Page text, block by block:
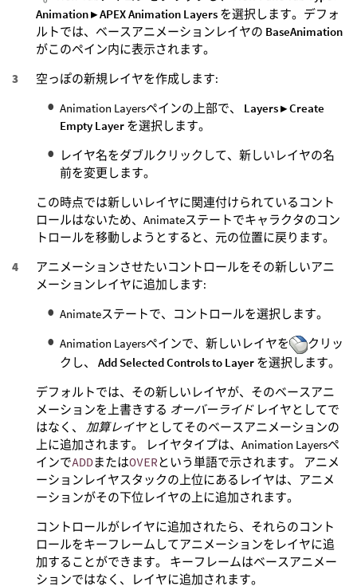
Animation ▸ APEX Animation Layers を選択します。デフォ
ルトでは、ベースアニメーションレイヤの BaseAnimation
がこのペイン内に表示されます。
空っぽの新規レイヤを作成します:
Animation Layersペインの上部で、 Layers ▸ Create
Empty Layer を選択します。
レイヤ名をダブルクリックして、新しいレイヤの名
前を変更します。
この時点では新しいレイヤに関連付けられているコント
ロールはないため、Animateステートでキャラクタのコン
トロールを移動しようとすると、元の位置に戻ります。
アニメーションさせたいコントロールをその新しいアニ
メーションレイヤに追加します:
Animateステートで、コントロールを選択します。
Animation Layersペインで、新しいレイヤを
クリッ
クし、 Add Selected Controls to Layer を選択します。
デフォルトでは、その新しいレイヤが、そのベースアニ
メーションを上書きする オーバーライドレイヤとしてで
はなく、 加算レイヤとしてそのベースアニメーションの
上に追加されます。 レイヤタイプは、Animation Layersペ
インでADDまたはOVERという単語で示されます。 アニメ
ーションレイヤスタックの上位にあるレイヤは、アニメ
ーションがその下位レイヤの上に追加されます。
コントロールがレイヤに追加されたら、それらのコント
ロールをキーフレームしてアニメーションをレイヤに追
加することができます。 キーフレームはベースアニメー
ションではなく、レイヤに追加されます。